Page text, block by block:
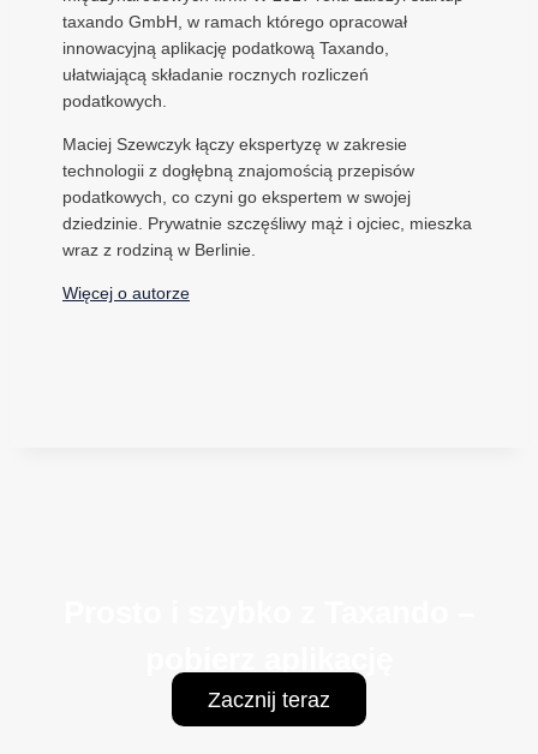
taxando GmbH, w ramach którego opracował
innowacyjną aplikację podatkową Taxando,
ułatwiającą składanie rocznych rozliczeń
podatkowych.
Maciej Szewczyk łączy ekspertyzę w zakresie
technologii z dogłębną znajomością przepisów
podatkowych, co czyni go ekspertem w swojej
dziedzinie. Prywatnie szczęśliwy mąż i ojciec, mieszka
wraz z rodziną w Berlinie.
Więcej o autorze
Zacznij teraz